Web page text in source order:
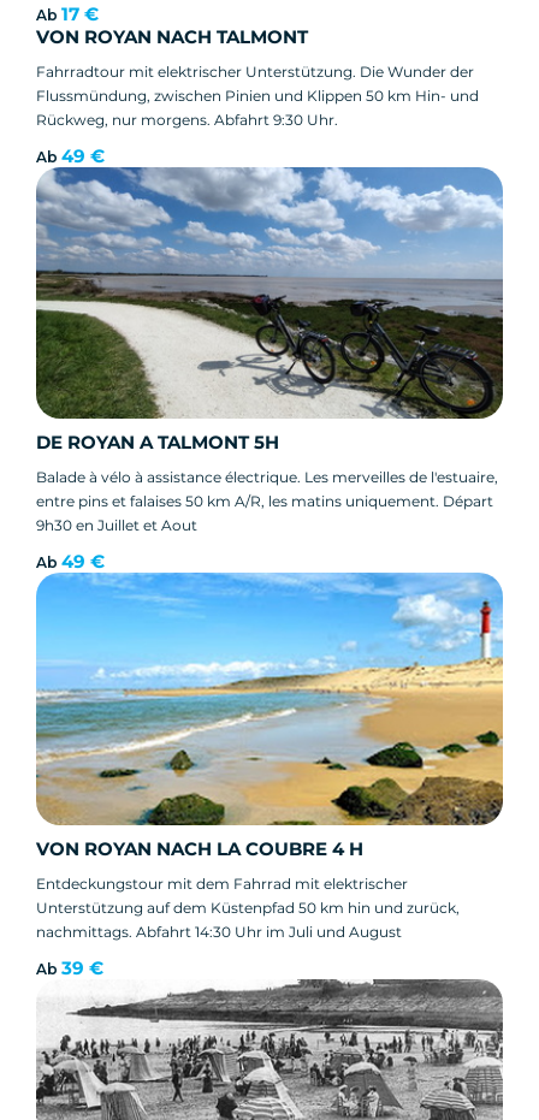
Ab 17 €
VON ROYAN NACH TALMONT
Fahrradtour mit elektrischer Unterstützung. Die Wunder der
Flussmündung, zwischen Pinien und Klippen 50 km Hin- und
Rückweg, nur morgens. Abfahrt 9:30 Uhr.
Ab 49 €
DE ROYAN A TALMONT 5H
Balade à vélo à assistance électrique. Les merveilles de l'estuaire,
entre pins et falaises 50 km A/R, les matins uniquement. Départ
9h30 en Juillet et Aout
Ab 49 €
VON ROYAN NACH LA COUBRE 4 H
Entdeckungstour mit dem Fahrrad mit elektrischer
Unterstützung auf dem Küstenpfad 50 km hin und zurück,
nachmittags. Abfahrt 14:30 Uhr im Juli und August
Ab 39 €